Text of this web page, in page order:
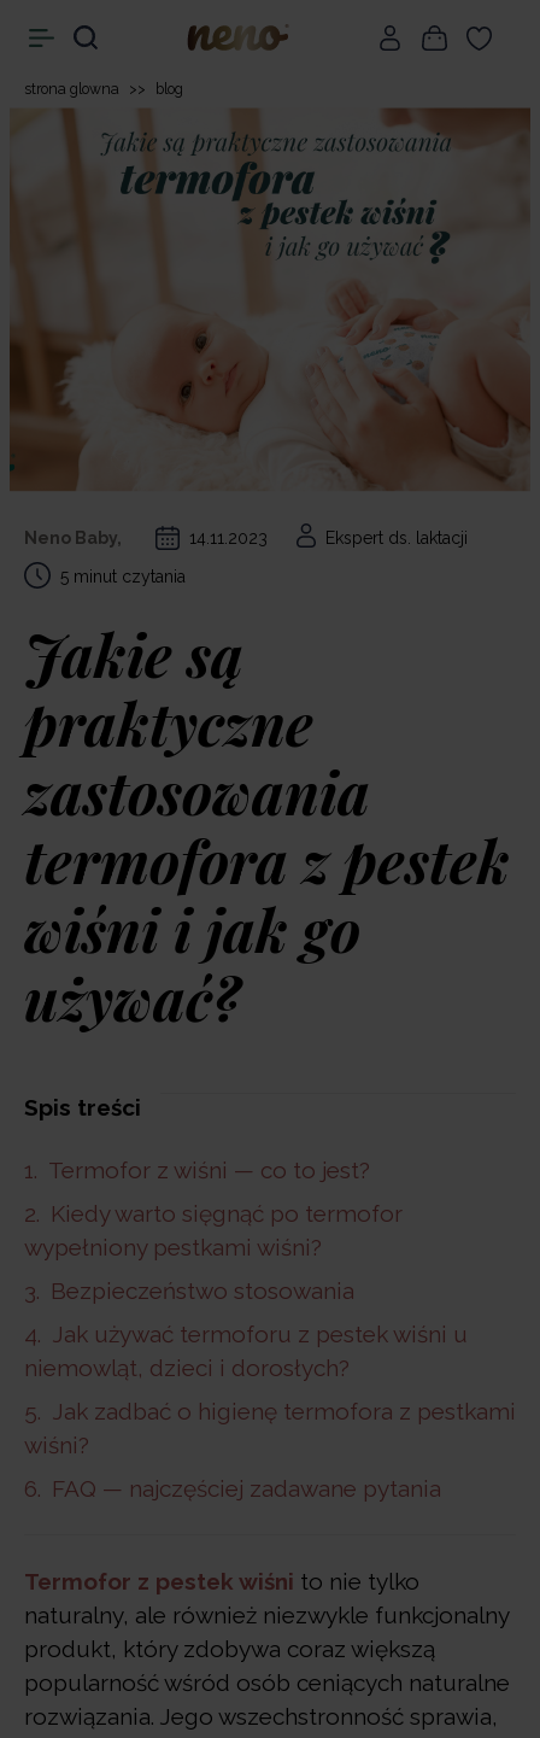
strona glowna >> blog
Neno Baby, 14.11.2023
Ekspert ds. laktacji
5 minut czytania
Jakie są
praktyczne
zastosowania
termofora z pestek
wiśni i jak go
używać?
Spis treści
Termofor z wiśni — co to jest?
Kiedy warto sięgnąć po termofor
wypełniony pestkami wiśni?
Bezpieczeństwo stosowania
Jak używać termoforu z pestek wiśni u
niemowląt, dzieci i dorosłych?
Jak zadbać o higienę termofora z pestkami
wiśni?
FAQ — najczęściej zadawane pytania
Termofor z pestek wiśni to nie tylko
naturalny, ale również niezwykle funkcjonalny
produkt, który zdobywa coraz większą
popularność wśród osób ceniących naturalne
rozwiązania. Jego wszechstronność sprawia,